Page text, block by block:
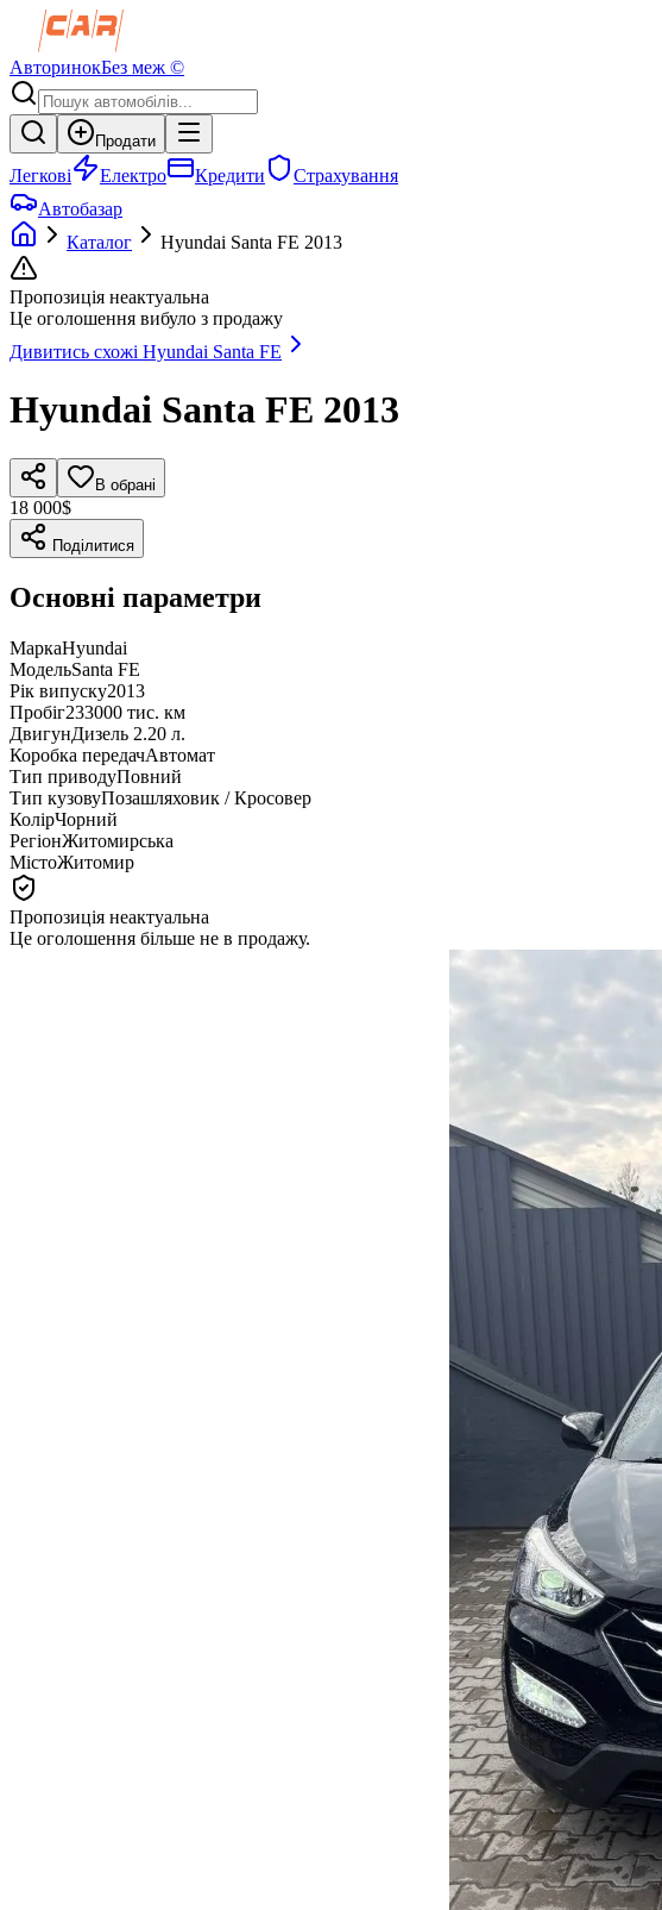
АвторинокБез меж ©
Продати
Легкові Електро Кредити
Страхування
Автобазар
Каталог
Hyundai Santa FE 2013
Пропозиція неактуальна
Це оголошення вибуло з продажу
Дивитись схожі Hyundai Santa FE
Hyundai Santa FE 2013
В обрані
18 000$
Поділитися
Основні параметри
МаркаHyundai
МодельSanta FE
Рік випуску2013
Пробіг233000 тис. км
ДвигунДизель 2.20 л.
Коробка передачАвтомат
Тип приводуПовний
Тип кузовуПозашляховик / Кросовер
КолірЧорний
РегіонЖитомирська
МістоЖитомир
Пропозиція неактуальна
Це оголошення більше не в продажу.